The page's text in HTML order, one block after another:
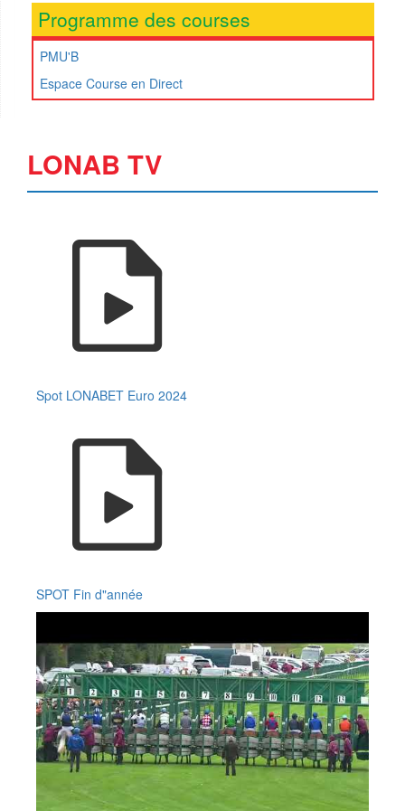
Programme des courses
PMU'B
Espace Course en Direct
LONAB TV
Spot LONABET Euro 2024
SPOT Fin d"année